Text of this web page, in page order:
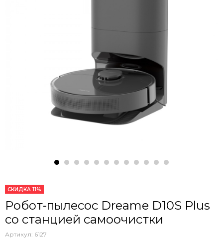
СКИДКА 11%
Робот-пылесос Dreame D10S Plus
со станцией самоочистки
Артикул: 6127